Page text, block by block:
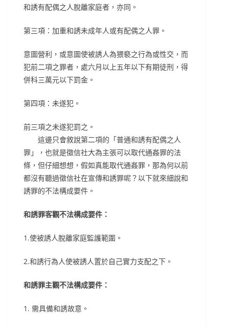
和誘有配偶之人脫離家庭者，亦同。
第三項：加重和誘未成年人或有配偶之人罪。
意圖營利，或意圖使被誘人為猥褻之行為或性交，而
犯前二項之罪者，處六月以上五年以下有期徒刑，得
併科三萬元以下罰金。
第四項：未遂犯。
前三項之未遂犯罰之。
這邊只會敘說第二項的「普通和誘有配偶之人
罪」，也就是徵信社大為主張可以取代通姦罪的法
條，但仔細想想，假如真能取代通姦罪，那為何以前
都沒有聽過徵信社在宣傳和誘罪呢？以下就來細說和
誘罪的不法構成要件。
和誘罪客觀不法構成要件：
1.使被誘人脫離家庭監護範圍。
2.和誘行為人使被誘人置於自己實力支配之下。
和誘罪主觀不法構成要件：
1. 需具備和誘故意。